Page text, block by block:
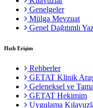
Genelgeler
Mülga Mevzuat
Genel Dağıtımlı
Hızlı Erişim
Rehberler
GETAT Klinik
Geleneksel ve
GETAT Hekimim
Uygulama